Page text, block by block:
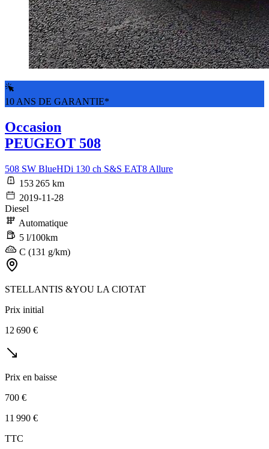
10 ANS DE GARANTIE*
Occasion
PEUGEOT 508
508 SW BlueHDi 130 ch S&S EAT8 Allure
153 265 km
2019-11-28
Diesel
Automatique
5 l/100km
C (131 g/km)
STELLANTIS &YOU LA CIOTAT
Prix initial
12 690 €
Prix en baisse
700 €
11 990 €
TTC